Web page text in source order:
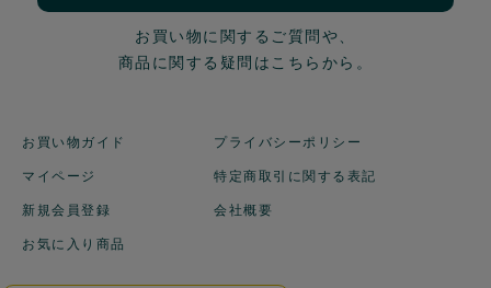
お買い物に関するご質問や、
商品に関する疑問はこちらから。
お買い物ガイド
マイページ
新規会員登録
お気に入り商品
プライバシーポリシー
特定商取引に関する表記
会社概要